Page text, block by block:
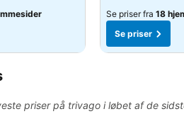
Se priser fra 18
Se priser
priser på trivago i løbet af de